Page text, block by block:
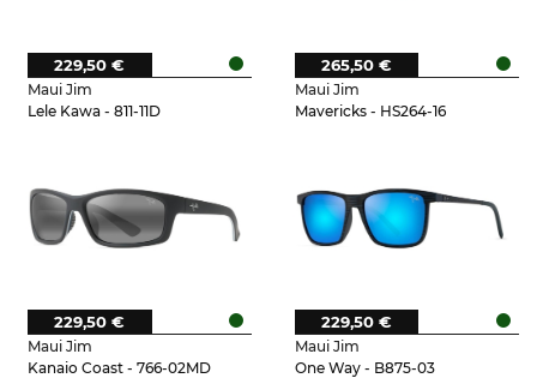
Maui Jim
Lele Kawa - 811-11D
229,50 €
Maui Jim
Mavericks - HS264-16
265,50 €
Maui Jim
Kanaio Coast - 766-02MD
229,50 €
Maui Jim
One Way - B875-03
229,50 €